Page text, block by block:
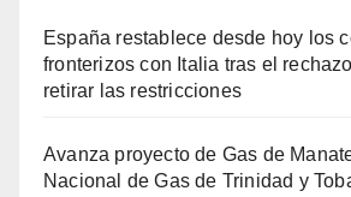
España restablece desde hoy los
fronterizos con Italia tras el
retirar las restricciones
Avanza proyecto de Gas de
Nacional de Gas de Trinidad y